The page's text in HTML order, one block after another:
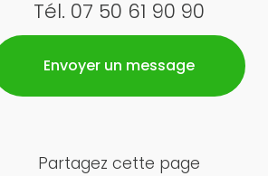
Tél. 07 50 61 90 90
Envoyer un message
Partagez cette page